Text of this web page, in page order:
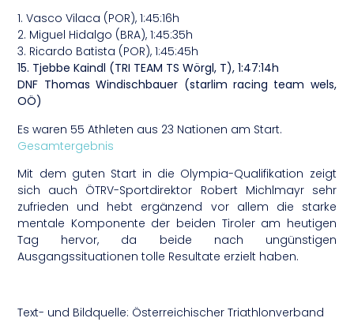
1. Vasco Vilaca (POR), 1:45:16h
2. Miguel Hidalgo (BRA), 1:45:35h
3. Ricardo Batista (POR), 1:45:45h
15. Tjebbe Kaindl (TRI TEAM TS Wörgl, T), 1:47:14h
DNF Thomas Windischbauer (starlim racing team wels,
OÖ)
Es waren 55 Athleten aus 23 Nationen am Start.
Gesamtergebnis
Mit dem guten Start in die Olympia-Qualifikation zeigt
sich auch ÖTRV-Sportdirektor Robert Michlmayr sehr
zufrieden und hebt ergänzend vor allem die starke
mentale Komponente der beiden Tiroler am heutigen
Tag hervor, da beide nach ungünstigen
Ausgangssituationen tolle Resultate erzielt haben.
Text- und Bildquelle: Österreichischer Triathlonverband